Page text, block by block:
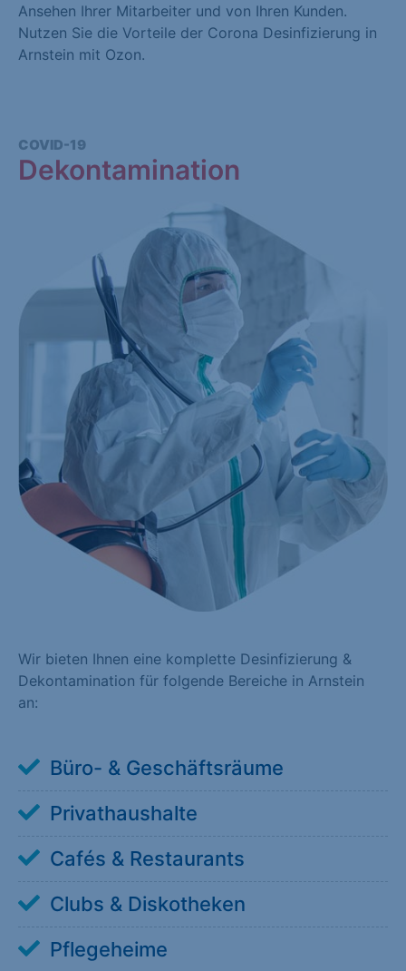
Ansehen Ihrer Mitarbeiter und von Ihren Kunden.
Nutzen Sie die Vorteile der Corona Desinfizierung in
Arnstein mit Ozon.
COVID-19
Dekontamination
Wir bieten Ihnen eine komplette Desinfizierung &
Dekontamination für folgende Bereiche in Arnstein
an:
Büro- & Geschäftsräume
Privathaushalte
Cafés & Restaurants
Clubs & Diskotheken
Pflegeheime